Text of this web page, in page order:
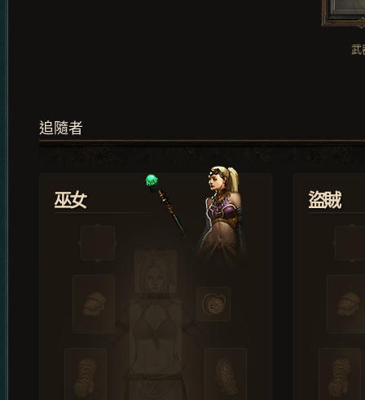
武
追隨者
巫女 盜賊